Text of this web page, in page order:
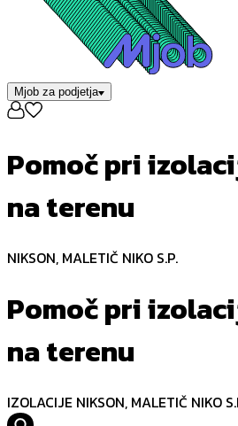
Mjob za podjetja
Pomoč pri
na terenu
NIKSON, MALETIČ NIKO S.P.
Pomoč pri
na terenu
IZOLACIJE NIKSON, MALETIČ NIKO